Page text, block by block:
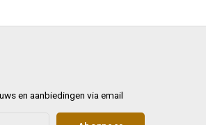
en aanbiedingen via email